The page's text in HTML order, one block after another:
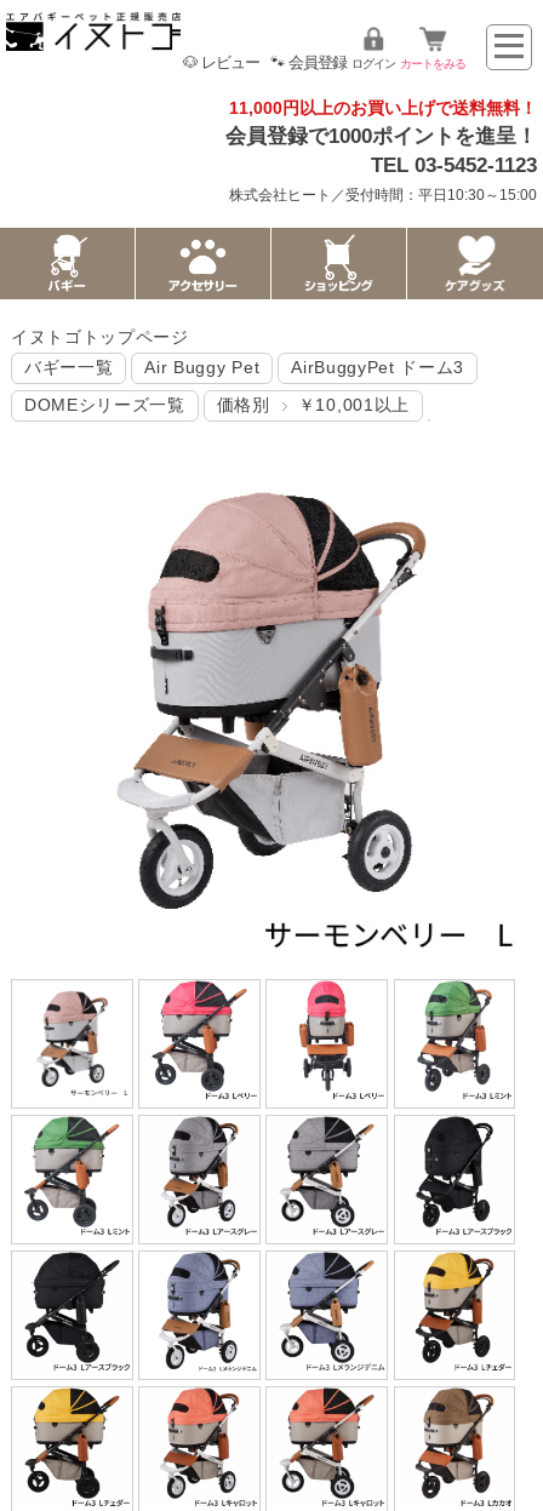
11,000円以上のお買い上げで送料無料！
会員登録で1000ポイントを進呈！
TEL 03-5452-1123
株式会社ヒート／受付時間：平日10:30～15:00
🐶 レビュー 🐾 会員登録 ログイン カートをみる
イヌトゴトップページ
バギー一覧
Air Buggy Pet AirBuggyPet ドーム3
DOMEシリーズ一覧 価格別 ￥10,001以上